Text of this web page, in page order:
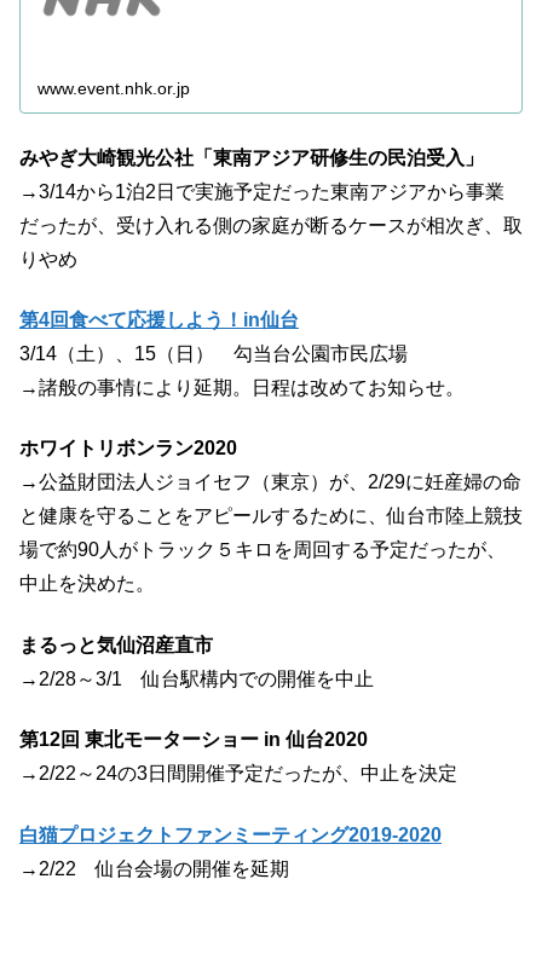
www.event.nhk.or.jp
みやぎ大崎観光公社「東南アジア研修生の民泊受入」
→3/14から1泊2日で実施予定だった東南アジアから事業
だったが、受け入れる側の家庭が断るケースが相次ぎ、取
りやめ
第4回食べて応援しよう！in仙台
3/14（土）、15（日） 勾当台公園市民広場
→諸般の事情により延期。日程は改めてお知らせ。
ホワイトリボンラン2020
→公益財団法人ジョイセフ（東京）が、2/29に妊産婦の命
と健康を守ることをアピールするために、仙台市陸上競技
場で約90人がトラック５キロを周回する予定だったが、
中止を決めた。
まるっと気仙沼産直市
→2/28～3/1 仙台駅構内での開催を中止
第12回 東北モーターショー in 仙台2020
→2/22～24の3日間開催予定だったが、中止を決定
白猫プロジェクトファンミーティング2019-2020
→2/22 仙台会場の開催を延期